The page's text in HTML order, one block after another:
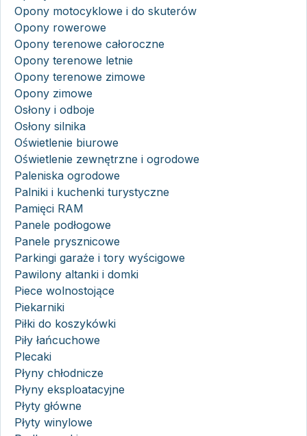
Opony motocyklowe i do skuterów
Opony rowerowe
Opony terenowe całoroczne
Opony terenowe letnie
Opony terenowe zimowe
Opony zimowe
Osłony i odboje
Osłony silnika
Oświetlenie biurowe
Oświetlenie zewnętrzne i ogrodowe
Paleniska ogrodowe
Palniki i kuchenki turystyczne
Pamięci RAM
Panele podłogowe
Panele prysznicowe
Parkingi garaże i tory wyścigowe
Pawilony altanki i domki
Piece wolnostojące
Piekarniki
Piłki do koszykówki
Piły łańcuchowe
Plecaki
Płyny chłodnicze
Płyny eksploatacyjne
Płyty główne
Płyty winylowe